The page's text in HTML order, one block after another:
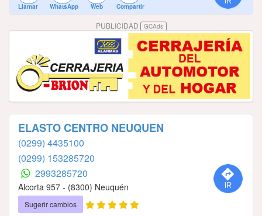
Llamar WhatsApp Web Compartir
PUBLICIDAD GCAds
ELASTO CENTRO NEUQUEN
(0299) 4435100
(0299) 153285720
2993285720
Alcorta 957 - (8300) Neuquén
Sugerir cambios